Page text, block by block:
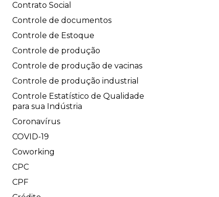
Contrato Social
Controle de documentos
Controle de Estoque
Controle de produção
Controle de produção de vacinas
Controle de produção industrial
Controle Estatístico de Qualidade
para sua Indústria
Coronavírus
COVID-19
Coworking
CPC
CPF